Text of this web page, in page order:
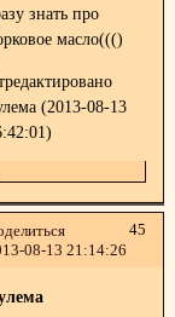
знать про
масло((()
(2013-08-13
45
08-13 21:14:26